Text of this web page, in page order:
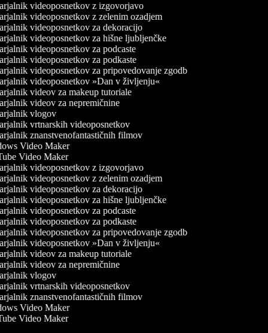
videoposnetkov z izgovorjavo
videoposnetkov z zelenim ozadjem
videoposnetkov za dekoracijo
videoposnetkov za hišne ljubljenčke
videoposnetkov za podcaste
videoposnetkov za podkaste
videoposnetkov za pripovedovanje zgodb
videoposnetkov »Dan v življenju«
videov za makeup tutoriale
videov za nepremičnine
vlogov
vrtnarskih videoposnetkov
znanstvenofantastičnih filmov
Video Maker
Video Maker
videoposnetkov z izgovorjavo
videoposnetkov z zelenim ozadjem
videoposnetkov za dekoracijo
videoposnetkov za hišne ljubljenčke
videoposnetkov za podcaste
videoposnetkov za podkaste
videoposnetkov za pripovedovanje zgodb
videoposnetkov »Dan v življenju«
videov za makeup tutoriale
videov za nepremičnine
vlogov
vrtnarskih videoposnetkov
znanstvenofantastičnih filmov
Video Maker
Video Maker